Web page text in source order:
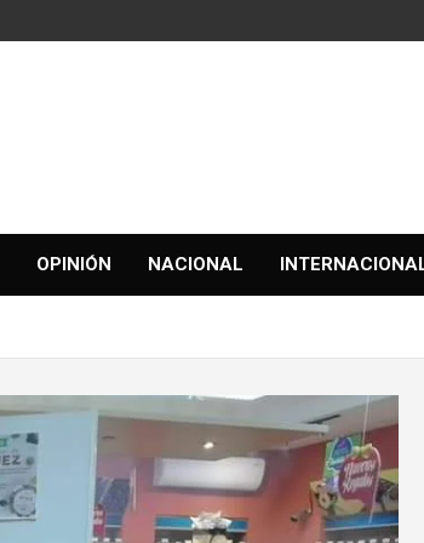
OPINIÓN NACIONAL